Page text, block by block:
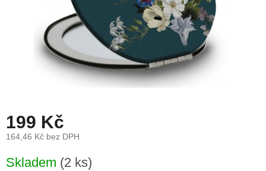
Novinky
Prodejny
199 Kč
164,46 Kč bez DPH
cena:
Skladem (2 ks)